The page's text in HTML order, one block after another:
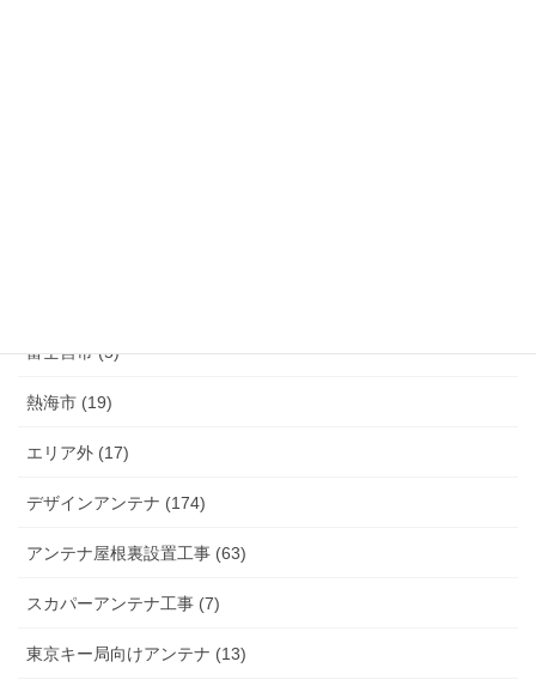
富士宮市 (5)
熱海市 (19)
エリア外 (17)
デザインアンテナ (174)
アンテナ屋根裏設置工事 (63)
スカパーアンテナ工事 (7)
東京キー局向けアンテナ (13)